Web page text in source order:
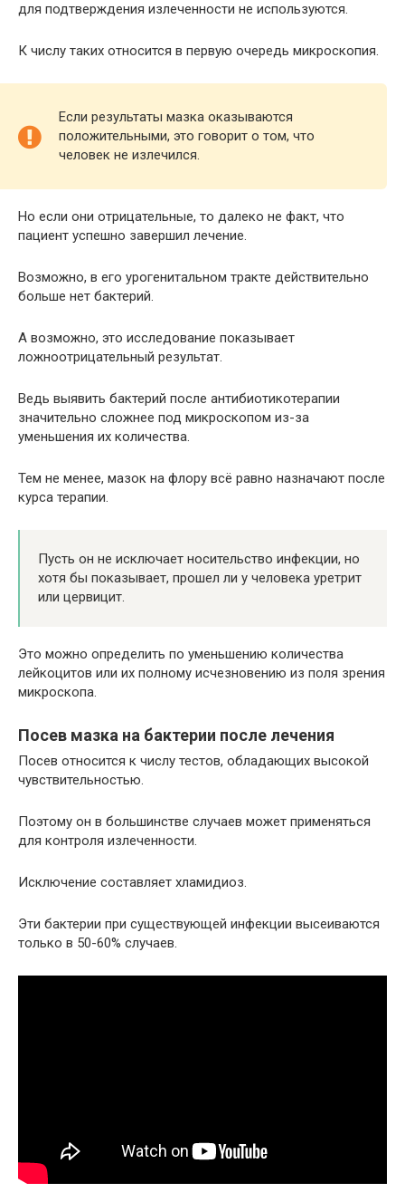
для подтверждения излеченности не используются.
К числу таких относится в первую очередь микроскопия.
Если результаты мазка оказываются
положительными, это говорит о том, что
человек не излечился.
Но если они отрицательные, то далеко не факт, что
пациент успешно завершил лечение.
Возможно, в его урогенитальном тракте действительно
больше нет бактерий.
А возможно, это исследование показывает
ложноотрицательный результат.
Ведь выявить бактерий после антибиотикотерапии
значительно сложнее под микроскопом из-за
уменьшения их количества.
Тем не менее, мазок на флору всё равно назначают после
курса терапии.
Пусть он не исключает носительство инфекции, но
хотя бы показывает, прошел ли у человека уретрит
или цервицит.
Это можно определить по уменьшению количества
лейкоцитов или их полному исчезновению из поля зрения
микроскопа.
Посев мазка на бактерии после лечения
Посев относится к числу тестов, обладающих высокой
чувствительностью.
Поэтому он в большинстве случаев может применяться
для контроля излеченности.
Исключение составляет хламидиоз.
Эти бактерии при существующей инфекции высеиваются
только в 50-60% случаев.